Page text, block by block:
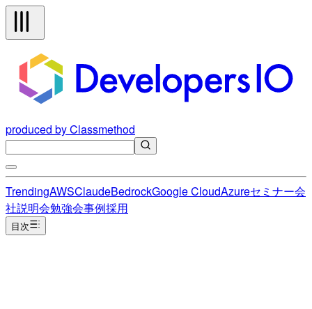
produced by Classmethod
TrendingAWSClaudeBedrockGoogle CloudAzureセミナー会
社説明会勉強会事例採用
目次